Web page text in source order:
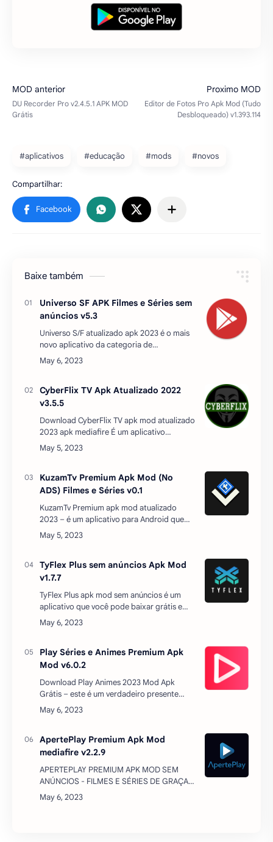
#aplicativos #educação #mods #novos
Baixe também
Universo SF APK Filmes e Séries sem
anúncios v5.3
Universo S/F atualizado apk 2023 é o mais
novo aplicativo da categoria de
entretenimento, o qual te proporciona
assistir a diversas séries e filmes sem custos
CyberFlix TV Apk Atualizado 2022
v3.5.5
Download CyberFlix TV apk mod atualizado
2023 apk mediafire É um aplicativo
gratuito de streaming de séries de TV feito
pela Cybercrime Media. A CyberFlix TV
KuzamTv Premium Apk Mod (No
ADS) Filmes e Séries v0.1
KuzamTv Premium apk mod atualizado
2023 – é um aplicativo para Android que
está disponível em nossa loja. Você pode
baixar todas as versões, incluindo qualquer
TyFlex Plus sem anúncios Apk Mod
v1.7.7
TyFlex Plus apk mod sem anúncios é um
aplicativo que você pode baixar grátis e
assistir filmes e séries grátis para
android.Com ele não há limites.Os
Play Séries e Animes Premium Apk
Mod v6.0.2
Download Play Animes 2023 Mod Apk
Grátis – este é um verdadeiro presente
para todos os fãs de anime que desejam
encontrar uma aplicação universal e
ApertePlay Premium Apk Mod
mediafire v2.2.9
APERTEPLAY PREMIUM APK MOD SEM
ANÚNCIOS - FILMES E SÉRIES DE GRAÇA
ApertePlay Premium apk mod atualizado
via mediafire – que tal assistir todas suas